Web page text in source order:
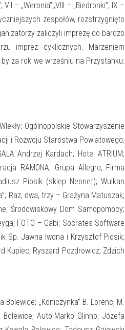
– „Weronia”,;VIII – „Biedronki”; IX –
zespołów, rozstrzygnięto
zaliczyli imprezę do bardzo
imprez cyklicznych. Marzeniem
za rok we wrześniu na Przystanku:
Ogólnopolskie Stowarzyszenie
i Rozwoju Starostwa Powiatowego;
Andrzej Kardach; Hotel ATRIUM;
RAMONA; Grupa Allegro; Firma
Piosik (sklep Neonet); Wulkan
Raz, dwa, trzy – Grażyna Matuszak;
Środowiskowy Dom Samopomocy;
FOTO – Gabi; Socrates Software
Sp. Jawna Iwona i Krzysztof Piosik;
Kupiec; Ryszard Pozdrowicz; Zdzich
„Koniczynka” B. Lorenc, M.
Auto-Marko Glinno; Józefa